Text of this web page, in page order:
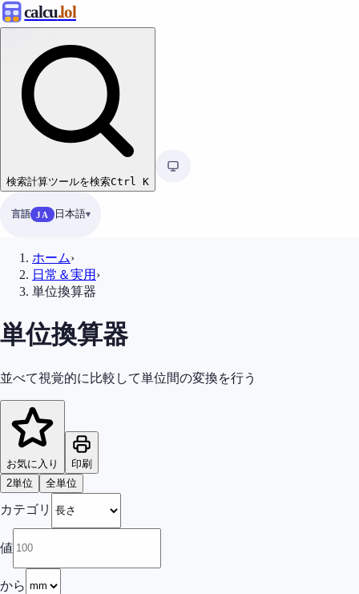
calcu.lol
検索計算ツールを検索Ctrl K
言語 JA 日本語
ホーム›
日常＆実用 ›
単位換算器
単位換算器
並べて視覚的に比較して単位間の変換を行う
お気に入り
印刷
2単位
全単位
カテゴリ
値
から